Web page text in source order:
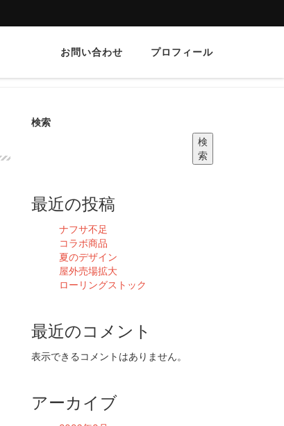
お問い合わせ プロフィール
検索
検
索
最近の投稿
ナフサ不足
コラボ商品
夏のデザイン
屋外売場拡大
ローリングストック
最近のコメント
表示できるコメントはありません。
アーカイブ